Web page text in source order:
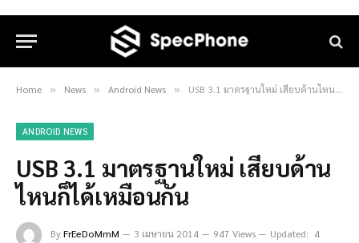
Home » News » Android News » USB 3.1 มาตรฐานใหม่ เสียบด้านไหนก็ได้เหมือนกัน
ANDROID NEWS
USB 3.1 มาตรฐานใหม่ เสียบด้าน
ไหนก็ได้เหมือนกัน
ByFrEeDoMmM 3 เมษายน 2014 947 Views Updated: 4